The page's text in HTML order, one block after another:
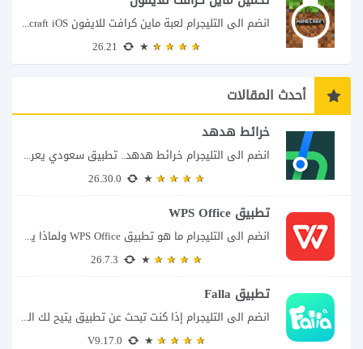
انضم الى التليجرام لعبة ماين كرافت للايفون Minecraft iOS تُعد لعبة Minecraft واحدة من...
أحدث المقالات
خرائط هدهد
انضم الى التليجرام خرائط هدهد.. تطبيق سعودي يعرف تفاصيل الطريق قبل أن تبدأ رحلتك...
تطبيق WPS Office
انضم الى التليجرام ما هو تطبيق WPS Office ولماذا يمكن أن يغنيك عن عدة...
تطبيق Falla
انضم الى التليجرام إذا كنت تبحث عن تطبيق يتيح لك الدخول إلى غرف دردشة...